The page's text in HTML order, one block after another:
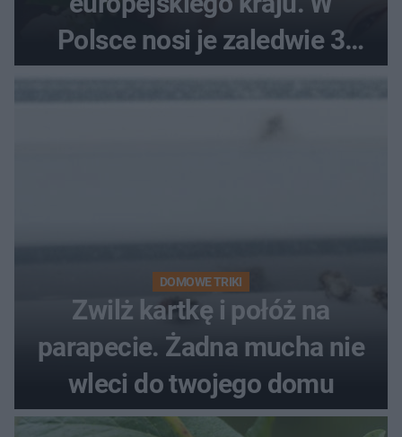
Polsce nosi je zaledwie 3
kobiety
DOMOWE TRIKI
Zwilż kartkę i połóż na
parapecie. Żadna mucha nie
wleci do twojego domu